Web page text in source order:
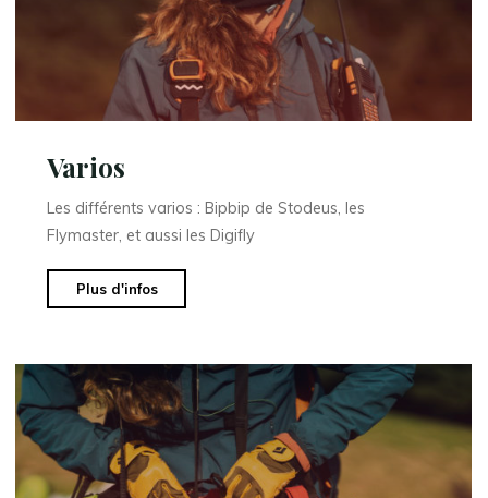
Varios
Les différents varios : Bipbip de Stodeus, les
Flymaster, et aussi les Digifly
Plus d'infos